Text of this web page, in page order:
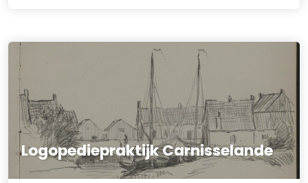
Logopediepraktijk Carnisselande